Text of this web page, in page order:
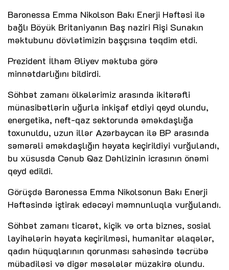
Baronessa Emma Nikolson Bakı Enerji Həftəsi ilə
bağlı Böyük Britaniyanın Baş naziri Rişi Sunakın
məktubunu dövlətimizin başçısına təqdim etdi.
Prezident İlham Əliyev məktuba görə
minnətdarlığını bildirdi.
Söhbət zamanı ölkələrimiz arasında ikitərəfli
münasibətlərin uğurla inkişaf etdiyi qeyd olundu,
energetika, neft-qaz sektorunda əməkdaşlığa
toxunuldu, uzun illər Azərbaycan ilə BP arasında
səmərəli əməkdaşlığın həyata keçirildiyi vurğulandı,
bu xüsusda Cənub Qaz Dəhlizinin icrasının önəmi
qeyd edildi.
Görüşdə Baronessa Emma Nikolsonun Bakı Enerji
Həftəsində iştirak edəcəyi məmnunluqla vurğulandı.
Söhbət zamanı ticarət, kiçik və orta biznes, sosial
layihələrin həyata keçirilməsi, humanitar əlaqələr,
qadın hüquqlarının qorunması sahəsində təcrübə
mübadiləsi və digər məsələlər müzakirə olundu.